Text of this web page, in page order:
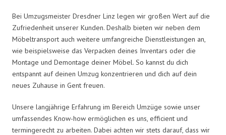
Bei Umzugsmeister Dresdner Linz legen wir großen Wert auf die
Zufriedenheit unserer Kunden. Deshalb bieten wir neben dem
Möbeltransport auch weitere umfangreiche Dienstleistungen an,
wie beispielsweise das Verpacken deines Inventars oder die
Montage und Demontage deiner Möbel. So kannst du dich
entspannt auf deinen Umzug konzentrieren und dich auf dein
neues Zuhause in Gent freuen.
Unsere langjährige Erfahrung im Bereich Umzüge sowie unser
umfassendes Know-how ermöglichen es uns, efficient und
termingerecht zu arbeiten. Dabei achten wir stets darauf, dass wir